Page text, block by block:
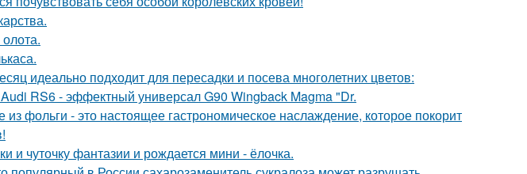
идеально подходит для пересадки и посева многолетних цветов:
RS6 - эффектный универсал G90 Wingback Magma "Dr.
фольги - это настоящее гастрономическое наслаждение, которое покорит
и чуточку фантазии и рождается мини - ёлочка.